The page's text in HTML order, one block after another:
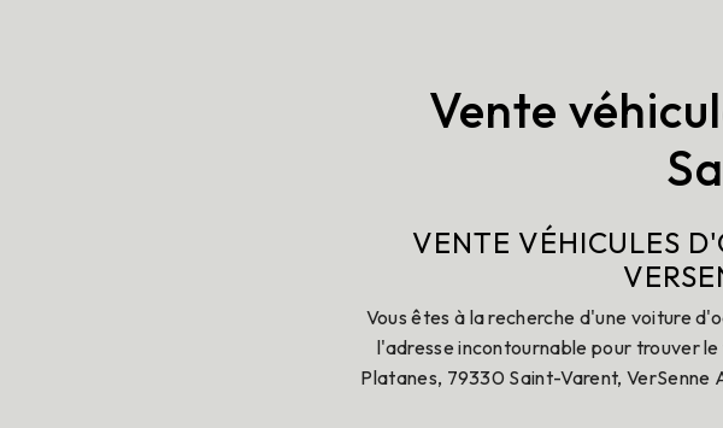
Vente
VENTE VÉHICULES
Vous êtes à la recherche d'une voiture
l'adresse incontournable pour trouver
Platanes, 79330 Saint-Varent, VerSenne